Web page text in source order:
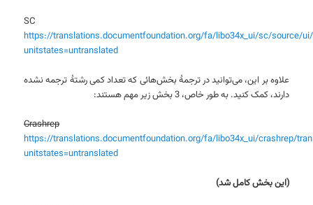
SC
https://translations.documentfoundation.org/fa/libo34x_ui/sc/source/
unitstates=untranslated
علاوه بر این، می‌توانید در ترجمۀ بخش‌هائی که تعداد کمی رشتۀ ترجمه نشده
دارند، کمک کنید. به طور خاص، 3 بخش زیر مهم هستند:
Crashrep
https://translations.documentfoundation.org/fa/libo34x_ui/crashrep/
unitstates=untranslated
(این بخش کامل شد)